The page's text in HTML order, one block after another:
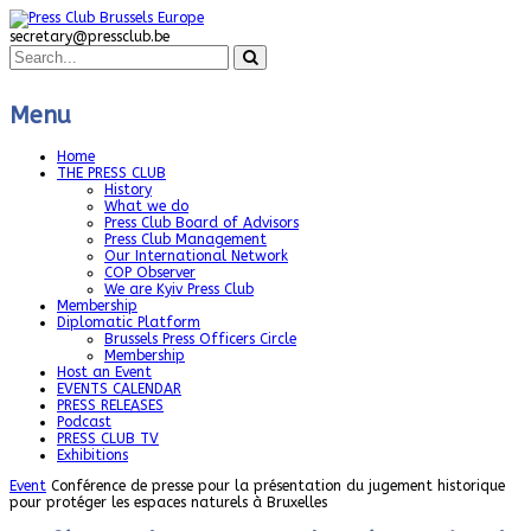
secretary@pressclub.be
Menu
Home
THE PRESS CLUB
History
What we do
Press Club Board of Advisors
Press Club Management
Our International Network
COP Observer
We are Kyiv Press Club
Membership
Diplomatic Platform
Brussels Press Officers Circle
Membership
Host an Event
EVENTS CALENDAR
PRESS RELEASES
Podcast
PRESS CLUB TV
Exhibitions
Event Conférence de presse pour la présentation du jugement historique
pour protéger les espaces naturels à Bruxelles